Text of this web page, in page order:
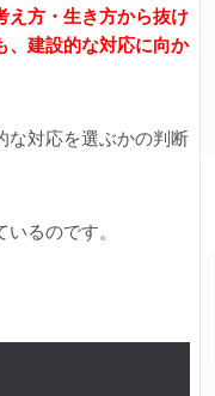
え方・生き方から抜け
、建設的な対応に向か
な対応を選ぶかの判断
るのです。